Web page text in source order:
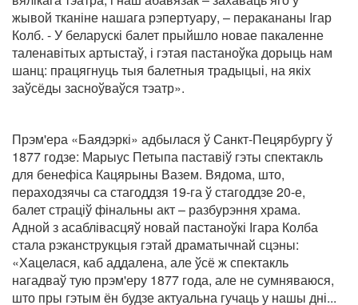
жывой тканіне нашага рэпертуару, – перакананы Ігар
Колб. - У беларускі балет прыйшло новае пакаленне
таленавітых артыстаў, і гэтая пастаноўка дорыць нам
шанц: працягнуць тыя балетныя традыцыі, на якіх
заўсёды засноўваўся тэатр».
Прэм'ера «Баядэркі» адбылася ў Санкт-Пецярбургу ў
1877 годзе: Марыус Петыпа паставіў гэты спектакль
для бенефіса Кацярыны Вазем. Вядома, што,
пераходзячы са стагоддзя 19-га ў стагоддзе 20-е,
балет страціў фінальны акт – разбурэння храма.
Адной з асаблівасцяў новай пастаноўкі Ігара Колба
стала рэканструкцыя гэтай драматычнай сцэны:
«Хацелася, каб аддалена, але ўсё ж спектакль
нагадваў тую прэм'еру 1877 года, але не сумняваюся,
што пры гэтым ён будзе актуальна гучаць у нашы дні...